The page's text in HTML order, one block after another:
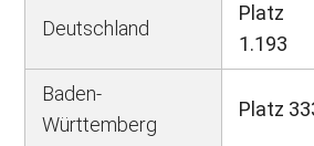
Deutschland
Platz
1.193
Baden-
Württemberg
Platz